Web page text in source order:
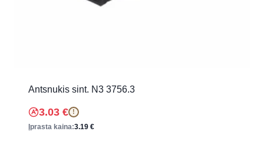
Antsnukis sint. N3 3756.3
3.03 € !
Įprasta kaina:3.19 €